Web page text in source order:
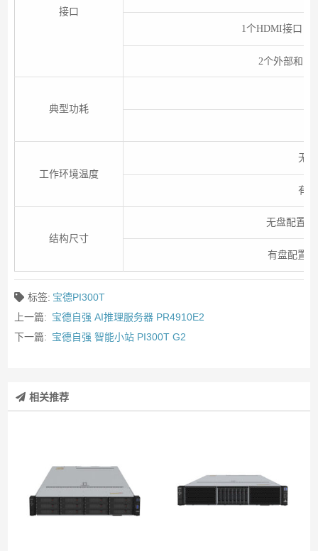
接口
1个HDMI接口，
2个外部和1
典型功耗
工作环境温度
无
有
结构尺寸
无盘配置：
有盘配置
标签: 宝德PI300T
上一篇: 宝德自强 AI推理服务器 PR4910E2
下一篇: 宝德自强 智能小站 PI300T G2
相关推荐